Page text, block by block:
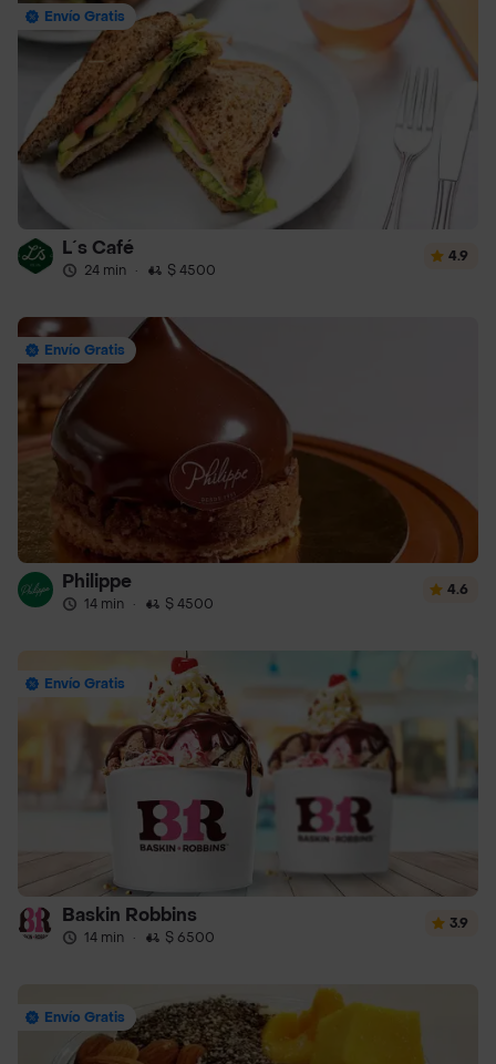
Envío Gratis
L´s Café
24 min · $ 4500
4.9
Envío Gratis
Philippe
14 min · $ 4500
4.6
Envío Gratis
Baskin Robbins
14 min · $ 6500
3.9
Envío Gratis